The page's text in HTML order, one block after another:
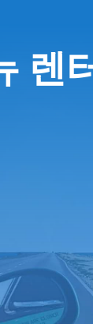
렌